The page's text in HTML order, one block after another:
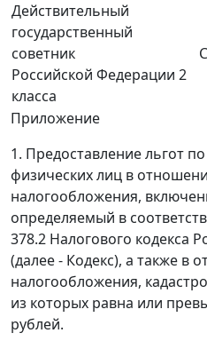
Действительный
государственный
советник
Российской Федерации 2
класса
Приложение
1. Предоставление льгот
физических лиц в
налогообложения,
определяемый в
378.2 Налогового кодекса
(далее - Кодекс), а также в
налогообложения,
из которых равна или
рублей.